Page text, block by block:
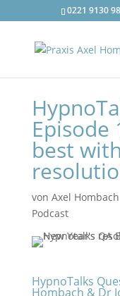
0221 9130
Episode
best
von Axel Hombach
Podcast
HypnoTalks
Hombach & Dr